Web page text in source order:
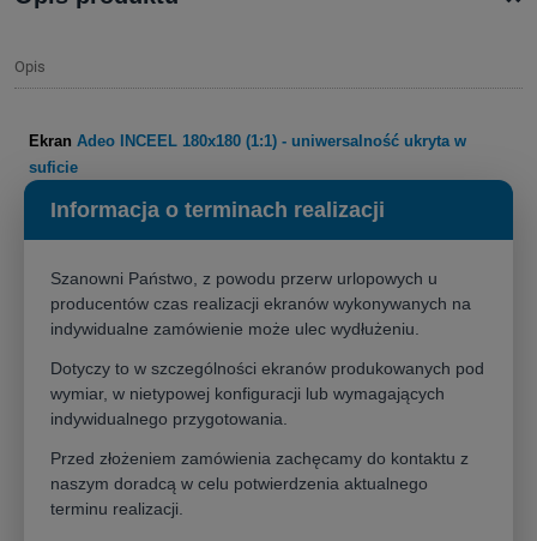
Opis
Ekran Adeo INCEEL 180x180 (1:1) - uniwersalność ukryta w
suficie
Szukasz ekranu, który sprosta każdemu wyzwaniu w dużym i
kwadratowe proporcje pozwalają na wyświetlanie obrazu w różnych
formatach (takich jak 16:9 czy 4:3) z maksymalną swobodą, a
dyskretna instalacja w suficie sprawia, że jest on niewidoczny, gdy go
nie używasz
ekran do zabudowy
to idealne rozwiązanie do profesjonalnych sal,
biur i sal szkoleniowych, gdzie kluczowa jest uniwersalność.
innowacyjnemu systemowi montażu Adeo stworzyło ekran, który
idealnie wpasuje się w każde wnętrze.Szybka i łatwa instalacja,
niezależnie od tego, kto ją wykonuje, jest możliwa dzięki zestawowi
Informacja o terminach realizacji
Szanowni Państwo, z powodu przerw urlopowych u
producentów czas realizacji ekranów wykonywanych na
indywidualne zamówienie może ulec wydłużeniu.
Dotyczy to w szczególności ekranów produkowanych pod
wymiar, w nietypowej konfiguracji lub wymagających
indywidualnego przygotowania.
Przed złożeniem zamówienia zachęcamy do kontaktu z
naszym doradcą w celu potwierdzenia aktualnego
terminu realizacji.